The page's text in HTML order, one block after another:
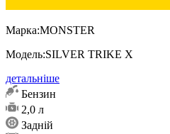
Марка:MONSTER
Модель:SILVER TRIKE X
детальніше
Бензин
2,0 л
Задній